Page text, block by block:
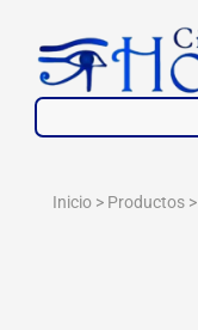
contenido
Inicio > Productos >